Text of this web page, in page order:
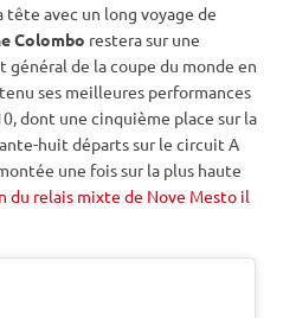
avec un long voyage de
Colombo restera sur une
général de lacoupe du monde en
ses meilleures performances
dont une cinquième place sur la
huit départs sur le circuit A
une fois sur la plus haute
du relais mixte de Nove Mesto il